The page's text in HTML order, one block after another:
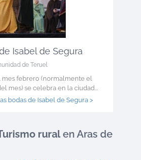
Isabel de Segura
de Teruel
mes febrero (normalmente el
mes) se celebra en la ciudad...
bodas de Isabel de Segura >
ruralen Aras de